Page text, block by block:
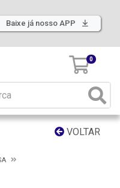
Baixe já nosso APP
0
VOLTAR